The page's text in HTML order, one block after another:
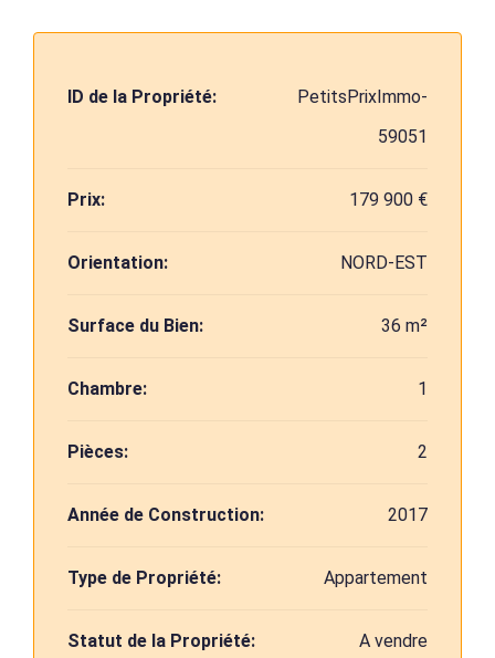
ID de la Propriété:
PetitsPrixImmo-
59051
Prix: 179 900 €
Orientation: NORD-EST
Surface du Bien: 36 m²
Chambre: 1
Pièces: 2
Année de Construction: 2017
Type de Propriété: Appartement
Statut de la Propriété: A vendre